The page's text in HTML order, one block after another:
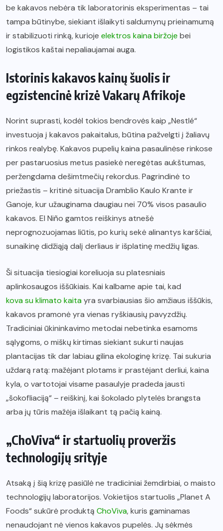
be kakavos nebėra tik laboratorinis eksperimentas – tai
tampa būtinybe, siekiant išlaikyti saldumynų prieinamumą
ir stabilizuoti rinką, kurioje elektros kaina biržoje bei
logistikos kaštai nepaliaujamai auga.
Istorinis kakavos kainų šuolis ir
egzistencinė krizė Vakarų Afrikoje
Norint suprasti, kodėl tokios bendrovės kaip „Nestlé“
investuoja į kakavos pakaitalus, būtina pažvelgti į žaliavų
rinkos realybę. Kakavos pupelių kaina pasaulinėse rinkose
per pastaruosius metus pasiekė neregėtas aukštumas,
peržengdama dešimtmečių rekordus. Pagrindinė to
priežastis – kritinė situacija Dramblio Kaulo Krante ir
Ganoje, kur užauginama daugiau nei 70% visos pasaulio
kakavos. El Niño gamtos reiškinys atnešė
neprognozuojamas liūtis, po kurių sekė alinantys karščiai,
sunaikinę didžiąją dalį derliaus ir išplatinę medžių ligas.
Ši situacija tiesiogiai koreliuoja su platesniais
aplinkosaugos iššūkiais. Kai kalbame apie tai, kad
kova su klimato kaitayra svarbiausias šio amžiaus iššūkis,
kakavos pramonė yra vienas ryškiausių pavyzdžių.
Tradiciniai ūkininkavimo metodai nebetinka esamoms
sąlygoms, o miškų kirtimas siekiant sukurti naujas
plantacijas tik dar labiau gilina ekologinę krizę. Tai sukuria
uždarą ratą: mažėjant plotams ir prastėjant derliui, kaina
kyla, o vartotojai visame pasaulyje pradeda jausti
„šokofliaciją“ – reiškinį, kai šokolado plytelės brangsta
arba jų tūris mažėja išlaikant tą pačią kainą.
„ChoViva“ ir startuolių proveržis
technologijų srityje
Atsaką į šią krizę pasiūlė ne tradiciniai žemdirbiai, o maisto
technologijų laboratorijos. Vokietijos startuolis „Planet A
Foods“ sukūrė produktą ChoViva, kuris gaminamas
nenaudojant nė vienos kakavos pupelės. Jų sėkmės